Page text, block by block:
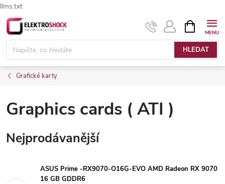
llms.txt
Přejít
na
obsah
HLEDAT
NÁKUPNÍ
KOŠÍK
Grafické karty
Graphics cards ( ATI )
Nejprodávanější
ASUS Prime -RX9070-O16G-EVO AMD Radeon RX 9070
16 GB GDDR6
Elektroshock.cz - Chat